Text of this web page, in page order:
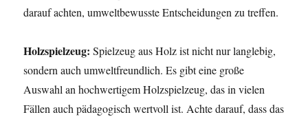
darauf achten, umweltbewusste Entscheidungen zu treffen.
Holzspielzeug: Spielzeug aus Holz ist nicht nur langlebig,
sondern auch umweltfreundlich. Es gibt eine große
Auswahl an hochwertigem Holzspielzeug, das in vielen
Fällen auch pädagogisch wertvoll ist. Achte darauf, dass das